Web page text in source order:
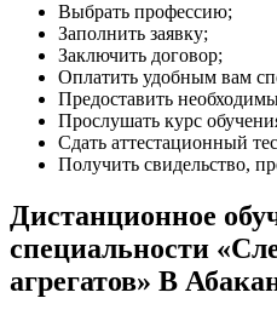
Выбрать профессию;
Заполнить заявку;
Заключить договор;
Оплатить удобным вам
Предоставить
Прослушать курс
Сдать аттестационный
Получить свидельство,
Дистанционное
специальности
агрегатов» В